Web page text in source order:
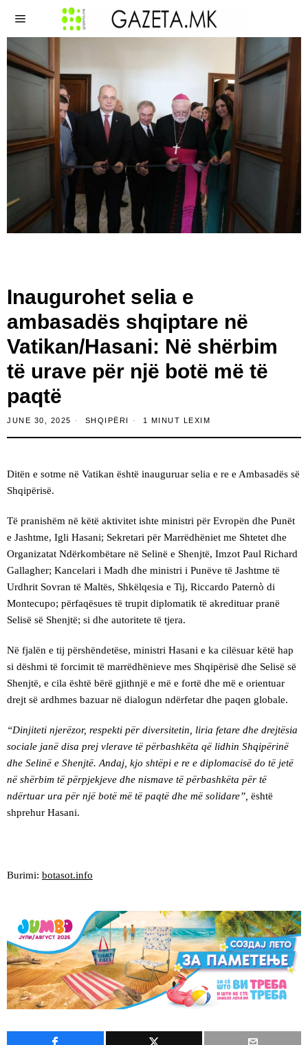
Inaugurohet selia e
ambasadës shqiptare në
Vatikan/Hasani: Në shërbim
të urave për një botë më të
paqtë
JUNE 30, 2025 SHQIPËRI 1 MINUT LEXIM
Ditën e sotme në Vatikan është inauguruar selia e re e Ambasadës së
Shqipërisë.
Të pranishëm në këtë aktivitet ishte ministri për Evropën dhe Punët
e Jashtme, Igli Hasani; Sekretari për Marrëdhëniet me Shtetet dhe
Organizatat Ndërkombëtare në Selinë e Shenjtë, Imzot Paul Richard
Gallagher; Kancelari i Madh dhe ministri i Punëve të Jashtme të
Urdhrit Sovran të Maltës, Shkëlqesia e Tij, Riccardo Paternò di
Montecupo; përfaqësues të trupit diplomatik të akredituar pranë
Selisë së Shenjtë; si dhe autoritete të tjera.
Në fjalën e tij përshëndetëse, ministri Hasani e ka cilësuar këtë hap
si dëshmi të forcimit të marrëdhënieve mes Shqipërisë dhe Selisë së
Shenjtë, e cila është bërë gjithnjë e më e fortë dhe më e orientuar
drejt së ardhmes bazuar në dialogun ndërfetar dhe paqen globale.
“Dinjiteti njerëzor, respekti për diversitetin, liria fetare dhe drejtësia
sociale janë disa prej vlerave të përbashkëta që lidhin Shqipërinë
dhe Selinë e Shenjtë. Andaj, kjo shtëpi e re e diplomacisë do të jetë
në shërbim të përpjekjeve dhe nismave të përbashkëta për të
ndërtuar ura për një botë më të paqtë dhe më solidare”, është
shprehur Hasani.
Burimi: botasot.info